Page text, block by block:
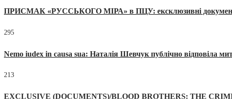
ПРИСМАК «РУССЬКОГО МІРА» в ПЦУ: ексклюзивні документи,
295
Nemo iudex in causa sua: Наталія Шевчук публічно відповіла
213
EXCLUSIVE (DOCUMENTS)/BLOOD BROTHERS: THE